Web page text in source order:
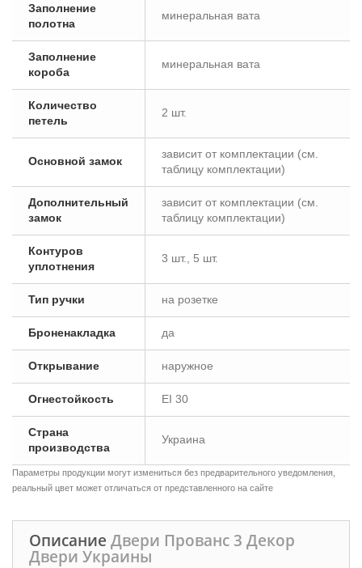
Заполнение
полотна
минеральная вата
Заполнение
короба
минеральная вата
Количество
петель
2 шт.
Основной замок
зависит от комплектации (см.
таблицу комплектации)
Дополнительный
замок
зависит от комплектации (см.
таблицу комплектации)
Контуров
уплотнения
3 шт., 5 шт.
Тип ручки на розетке
Броненакладка да
Открывание наружное
Огнестойкость EI 30
Страна
производства
Украина
Параметры продукции могут измениться без предварительного уведомления,
реальный цвет может отличаться от представленного на сайте
Описание Двери Прованс 3 Декор
Двери Украины